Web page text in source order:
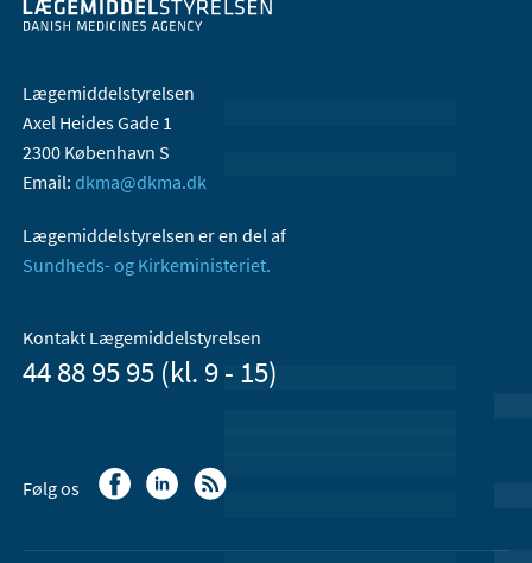
Lægemiddelstyrelsen
Axel Heides Gade 1
2300 København S
Email: dkma@dkma.dk
Lægemiddelstyrelsen er en del af
Sundheds- og Kirkeministeriet.
Kontakt Lægemiddelstyrelsen
44 88 95 95 (kl. 9 - 15)
Følg os